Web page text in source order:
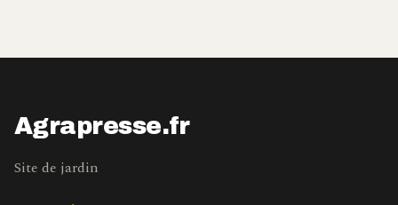
Agrapresse.fr
Site de jardin